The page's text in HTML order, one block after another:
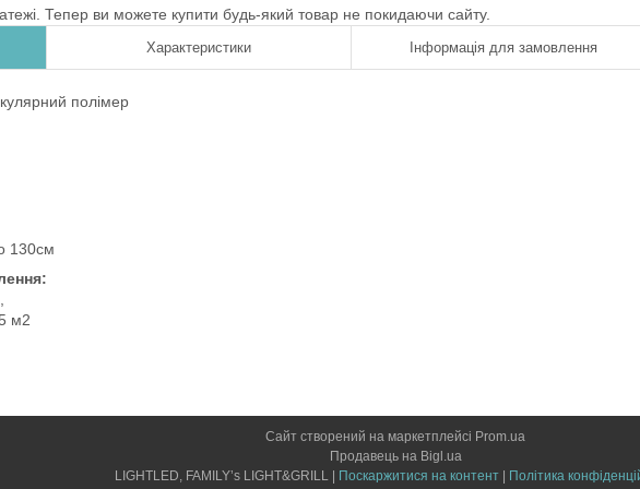
Тепер ви можете купити будь-який товар не покидаючи сайту.
Характеристики Інформація для замовлення
полімер
130см
м2
Сайт створений на маркетплейсі Prom.ua
Продавець на Bigl.ua
Поскаржитися на контент
Політика